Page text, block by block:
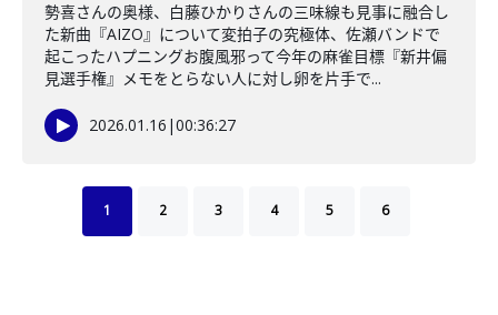
勢喜さんの奥様、白藤ひかりさんの三味線も見事に融合し
た新曲『AIZO』について変拍子の究極体、佐瀬バンドで
起こったハプニングお腹風邪って今年の麻雀目標『新井偏
見選手権』メモをとらない人に対し卵を片手で...
2026.01.16 |00:36:27
1 2 3 4 5 6